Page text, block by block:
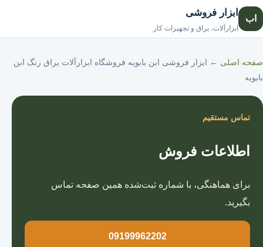
اب
ابزار فروشی
ابزارآلات، یراق و تجهیزات کار
صفحه اصلی ← ابزار فروشی ابن بابویه فروشگاه ابزارآلات یراق رنگ ابن
بابویه
تماس مستقیم
اطلاعات فروش
برای هماهنگی، با شماره ثبت‌شده همین صفحه تماس
بگیرید.
09199962202